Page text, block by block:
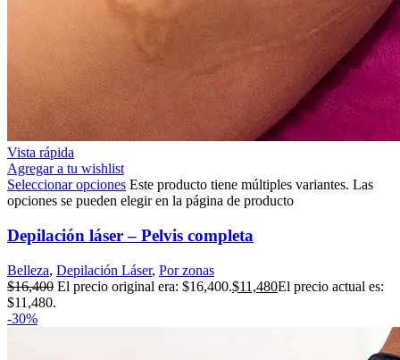
Vista rápida
Agregar a tu wishlist
Seleccionar opciones Este producto tiene múltiples variantes. Las
opciones se pueden elegir en la página de producto
Depilación láser – Pelvis completa
Belleza, Depilación Láser, Por zonas
$16,400 El precio original era: $16,400.$11,480El precio actual es:
$11,480.
-30%